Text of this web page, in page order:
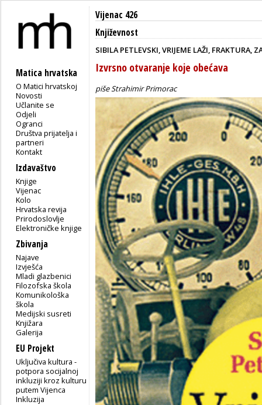
Matica hrvatska
O Matici hrvatskoj
Novosti
Učlanite se
Odjeli
Ogranci
Društva prijatelja i
partneri
Kontakt
Izdavaštvo
Knjige
Vijenac
Kolo
Hrvatska revija
Prirodoslovlje
Elektroničke knjige
Zbivanja
Najave
Izvješća
Mladi glazbenici
Filozofska škola
Komunikološka
škola
Medijski susreti
Knjižara
Galerija
EU Projekt
Uključiva kultura -
potpora socijalnoj
inkluziji kroz kulturu
putem Vijenca
Inkluzija
Vijenac 426
Književnost
SIBILA PETLEVSKI, VRIJEME LAŽI, FRAKTURA,
Izvrsno otvaranje koje obećava
piše Strahimir Primorac